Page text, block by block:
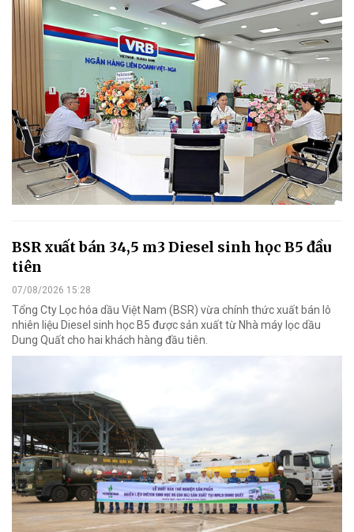
BSR xuất bán 34,5 m3 Diesel sinh học B5 đầu
tiên
07/08/2026 15:28
Tổng Cty Lọc hóa dầu Việt Nam (BSR) vừa chính thức xuất bán lô
nhiên liệu Diesel sinh học B5 được sản xuất từ Nhà máy lọc dầu
Dung Quất cho hai khách hàng đầu tiên.